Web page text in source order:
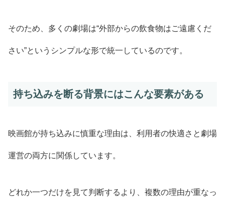
そのため、多くの劇場は“外部からの飲食物はご遠慮くだ
さい”というシンプルな形で統一しているのです。
持ち込みを断る背景にはこんな要素がある
映画館が持ち込みに慎重な理由は、利用者の快適さと劇場
運営の両方に関係しています。
どれか一つだけを見て判断するより、複数の理由が重なっ